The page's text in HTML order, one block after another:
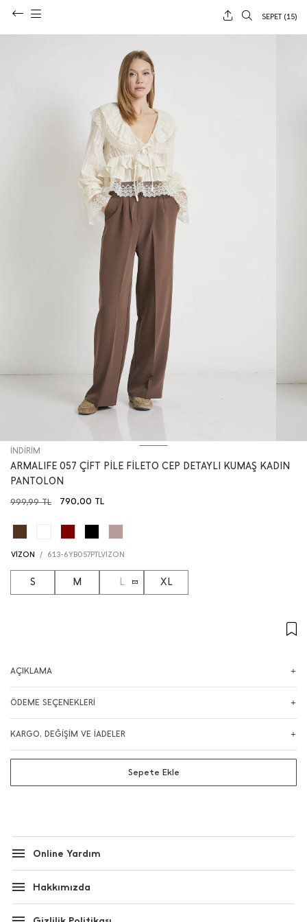
SEPET (15)
İNDİRİM
ARMALIFE 057 ÇİFT PİLE FİLETO CEP DETAYLI KUMAŞ KADIN
PANTOLON
999,99TL 790,00 TL
S M L XL
VİZON / 613-6YB057PTLVİZON
Sepete Ekle
AÇIKLAMA
ÖDEME SEÇENEKLERİ
KARGO, DEĞİŞİM VE İADELER
Online Yardım
Hakkımızda